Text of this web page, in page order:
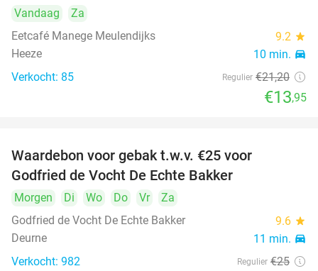
Vandaag
Za
Eetcafé Manege Meulendijks
9.2 star
Heeze 10 min. directions_car
Verkocht: 85 Regulier €21,20
€13,95
Waardebon voor gebak t.w.v. €25 voor
Godfried de Vocht De Echte Bakker
Morgen Di Wo Do Vr
Za
Godfried de Vocht De Echte Bakker
9.6 star
Deurne 11 min. directions_car
Verkocht: 982 Regulier €25